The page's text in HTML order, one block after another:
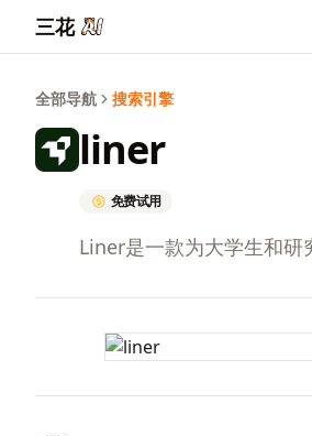
三花
全部导航 搜索引擎
liner
免费试用
Liner是一款为大学生和